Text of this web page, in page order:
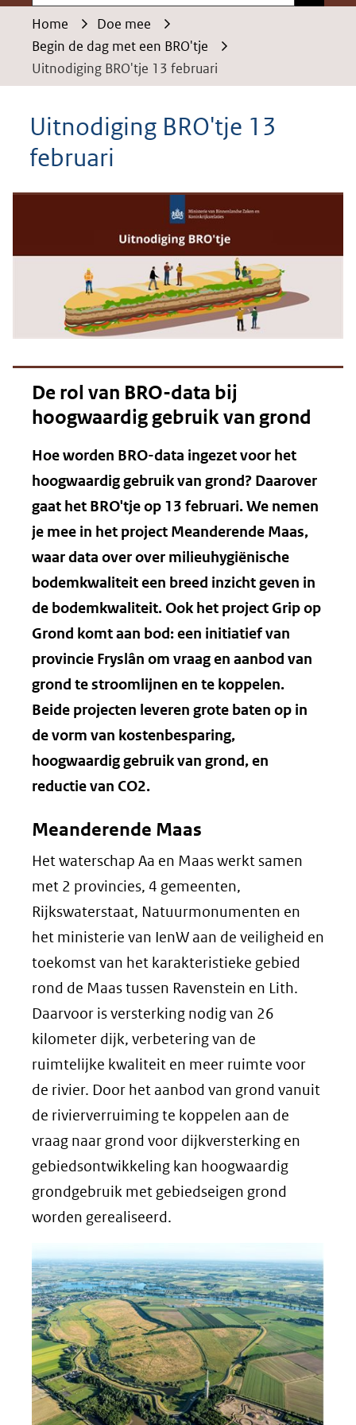
Home
Doe mee
Begin de dag met een BRO'tje
Uitnodiging BRO'tje 13 februari
Uitnodiging BRO'tje 13
februari
De rol van BRO-data bij
hoogwaardig gebruik van grond
Hoe worden BRO-data ingezet voor het
hoogwaardig gebruik van grond? Daarover
gaat het BRO'tje op 13 februari. We nemen
je mee in het project Meanderende Maas,
waar data over over milieuhygiënische
bodemkwaliteit een breed inzicht geven in
de bodemkwaliteit. Ook het project Grip op
Grond komt aan bod: een initiatief van
provincie Fryslân om vraag en aanbod van
grond te stroomlijnen en te koppelen.
Beide projecten leveren grote baten op in
de vorm van kostenbesparing,
hoogwaardig gebruik van grond, en
reductie van CO2.
Meanderende Maas
Het waterschap Aa en Maas werkt samen
met 2 provincies, 4 gemeenten,
Rijkswaterstaat, Natuurmonumenten en
het ministerie van IenW aan de veiligheid en
toekomst van het karakteristieke gebied
rond de Maas tussen Ravenstein en Lith.
Daarvoor is versterking nodig van 26
kilometer dijk, verbetering van de
ruimtelijke kwaliteit en meer ruimte voor
de rivier. Door het aanbod van grond vanuit
de rivierverruiming te koppelen aan de
vraag naar grond voor dijkversterking en
gebiedsontwikkeling kan hoogwaardig
grondgebruik met gebiedseigen grond
worden gerealiseerd.